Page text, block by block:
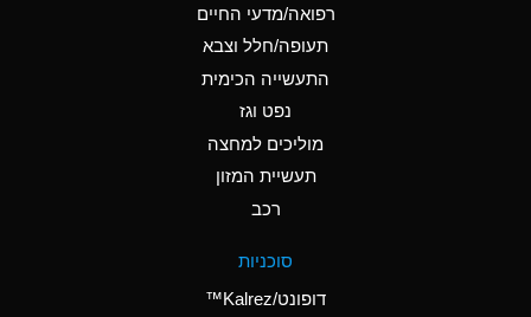
Ammonium Hydroxide
D
Ammonium Nitrate
Ammonium Nitrite
Ammonium Persulfate
רפואה/מדעי החיים
תעופה/חלל וצבא
התעשייה הכימית
נפט וגז
מוליכים למחצה
תעשיית המזון
רכב
סוכניות
דופונט/Kalrez™